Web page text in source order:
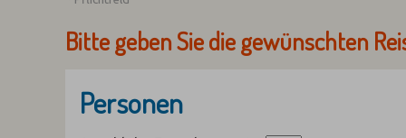
Bitte geben Sie die gewünschten
Personen